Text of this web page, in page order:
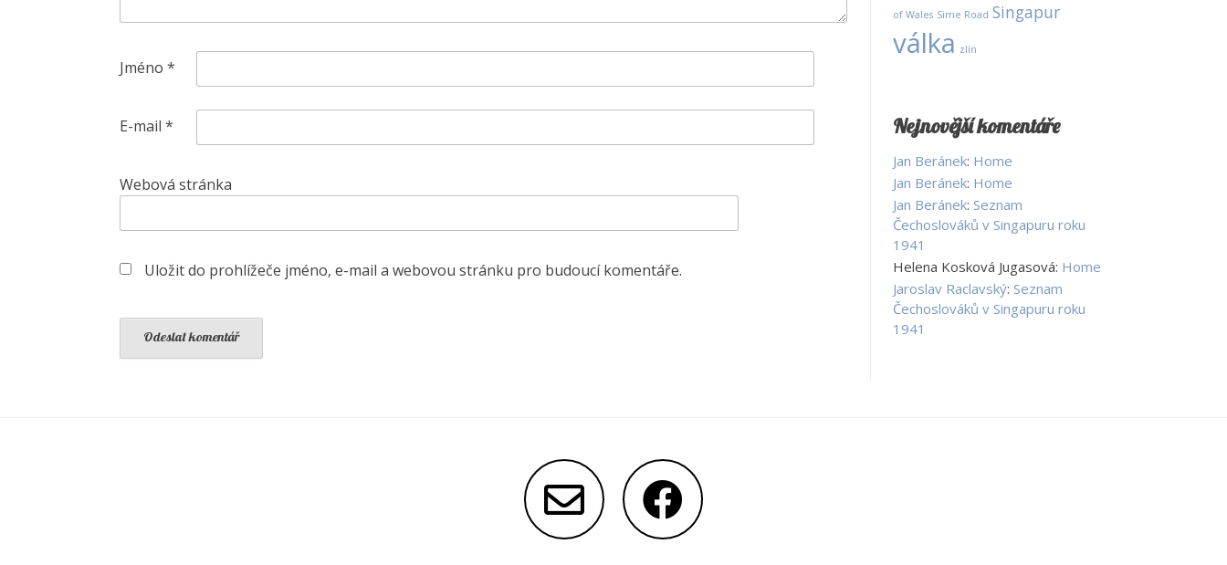
Jméno *
E-mail *
Webová stránka
Uložit do prohlížeče jméno, e-mail a webovou stránku pro budoucí komentáře.
of Wales Sime Road Singapur
válka zlín
Nejnovější komentáře
Jan Beránek: Home
Jan Beránek: Home
Jan Beránek:Seznam
Čechoslováků v Singapuru roku
1941
Helena Kosková Jugasová: Home
Jaroslav Raclavský:Seznam
Čechoslováků v Singapuru roku
1941